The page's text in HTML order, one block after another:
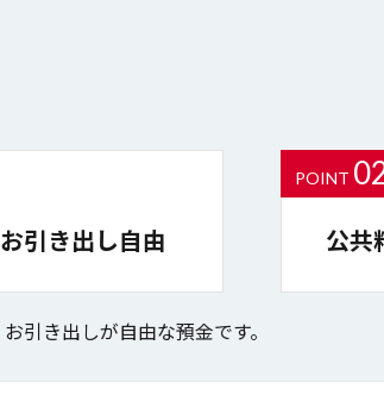
引き出し自由
POINT
公共
引き出しが自由な預金です。